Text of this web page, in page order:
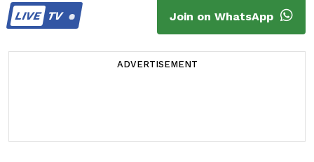
LIVETV Join on WhatsApp
ADVERTISEMENT